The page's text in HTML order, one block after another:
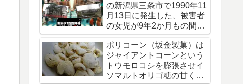
の新潟県三条市で1990年11
月13日に発生した、被害者
の女児が9年2か月もの間誘
拐・監禁された事件です
ポリコーン（坂金製菓）は
ジャイアントコーンという
トウモロコシを膨張させイ
ソマルトオリゴ糖の甘く軽